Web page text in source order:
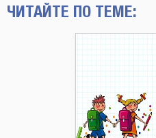
ЧИТАЙТЕ ПО ТЕМЕ: